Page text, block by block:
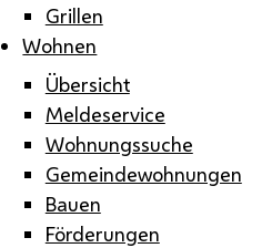
Grillen
Wohnen
Übersicht
Meldeservice
Wohnungssuche
Gemeindewohnungen
Bauen
Förderungen